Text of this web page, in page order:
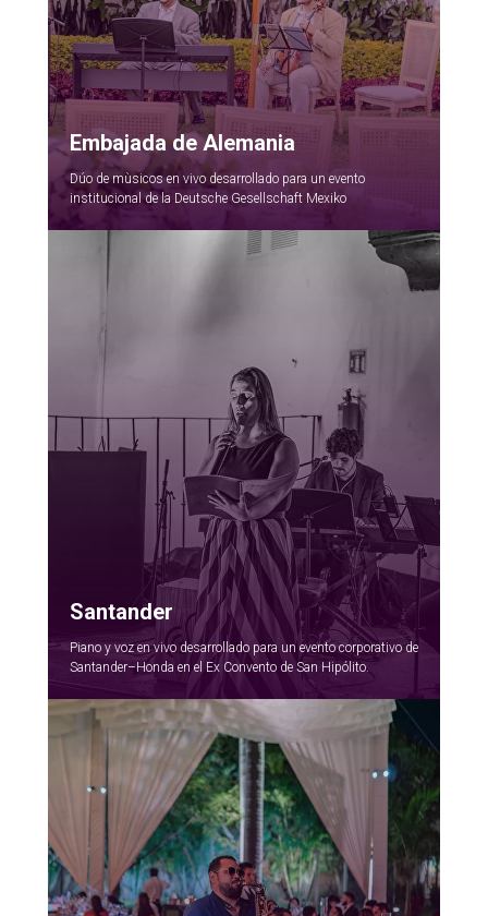
Embajada de Alemania
Dúo de mùsicos en vivo desarrollado para un evento
institucional de la Deutsche Gesellschaft Mexiko
Santander
Piano y voz en vivo desarrollado para un evento corporativo de
Santander–Honda en el Ex Convento de San Hipólito.